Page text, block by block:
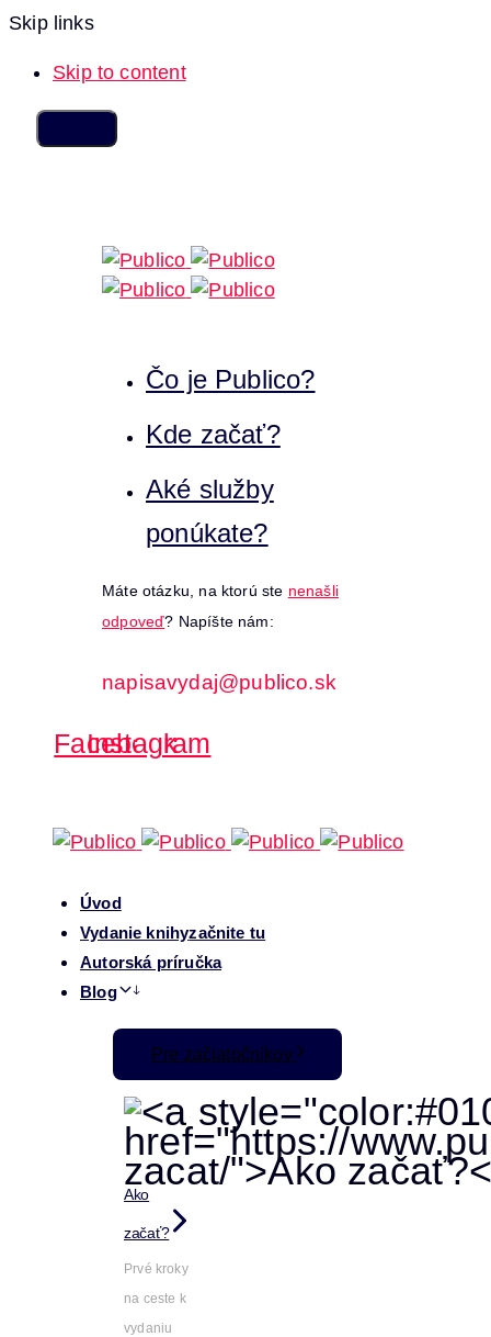
Skip links
Skip to content
Čo je Publico?
Kde začať?
Aké služby
ponúkate?
Máte otázku, na ktorú ste nenašli
odpoveď? Napíšte nám:
napisavydaj@publico.sk
Facebook
Instagram
Úvod
Vydanie knihyzačnite tu
Autorská príručka
Blog
Pre začiatočníkov
Ako
začať?
Prvé kroky
na ceste k
vydaniu